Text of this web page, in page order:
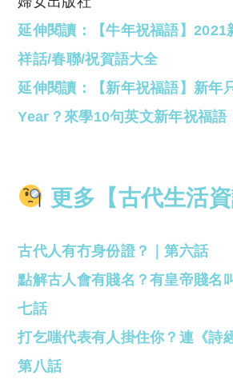
延伸閱讀：【牛年祝福語】2021
祥話/春聯/祝賀語大全
延伸閱讀：【新年祝福語】新年
Year？來學10句英文新年祝福語
更多【古代生活資
古代人有冇身份證？｜第六話
點解古人會有賤名？有皇帝賤名
七話
打乞嗤代表有人掛住你？連《詩
第八話